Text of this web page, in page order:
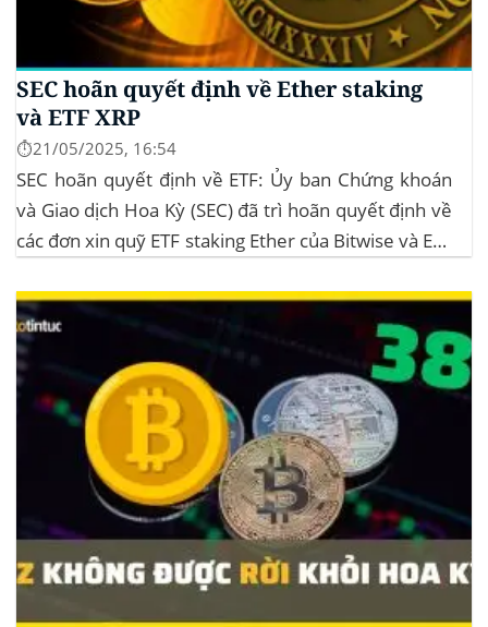
SEC hoãn quyết định về Ether staking
và ETF XRP
⏱️21/05/2025, 16:54
SEC hoãn quyết định về ETF: Ủy ban Chứng khoán
và Giao dịch Hoa Kỳ (SEC) đã trì hoãn quyết định về
các đơn xin quỹ ETF staking Ether của Bitwise và ETF
10/2025 để thu thập thêm ý kiến công...